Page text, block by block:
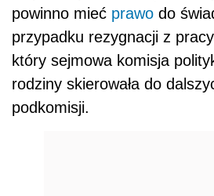
powinno mieć prawo do
przypadku rezygnacji z
który sejmowa komisja
rodziny skierowała do
podkomisji.